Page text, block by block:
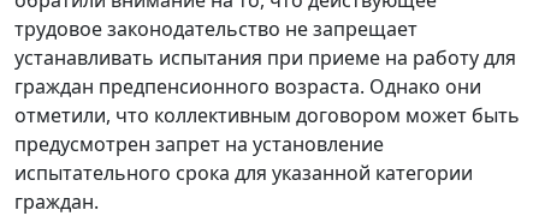
трудовое законодательство не запрещает
устанавливать испытания при приеме на работу для
граждан предпенсионного возраста. Однако они
отметили, что коллективным договором может быть
предусмотрен запрет на установление
испытательного срока для указанной категории
граждан.